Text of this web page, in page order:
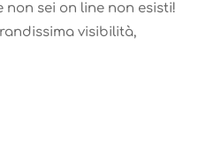
non sei on line non esisti!
visibilità,